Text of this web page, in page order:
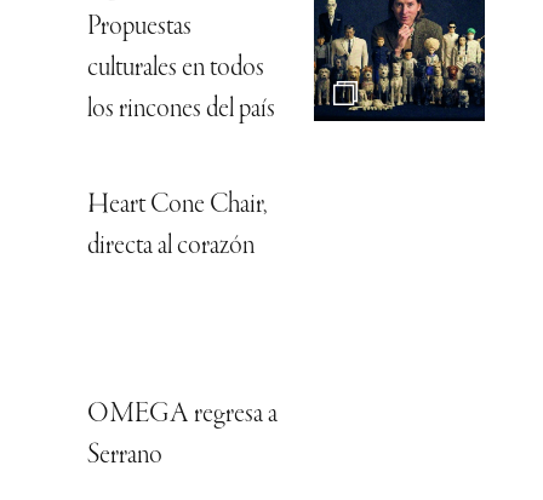
Propuestas
culturales en todos
los rincones del país
Heart Cone Chair,
directa al corazón
OMEGA regresa a
Serrano